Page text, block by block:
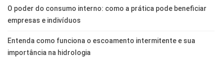
O poder do consumo interno: como a prática pode beneficiar
empresas e indivíduos
Entenda como funciona o escoamento intermitente e sua
importância na hidrologia